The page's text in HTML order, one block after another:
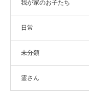
我が家のお子たち
日常
未分類
霊さん